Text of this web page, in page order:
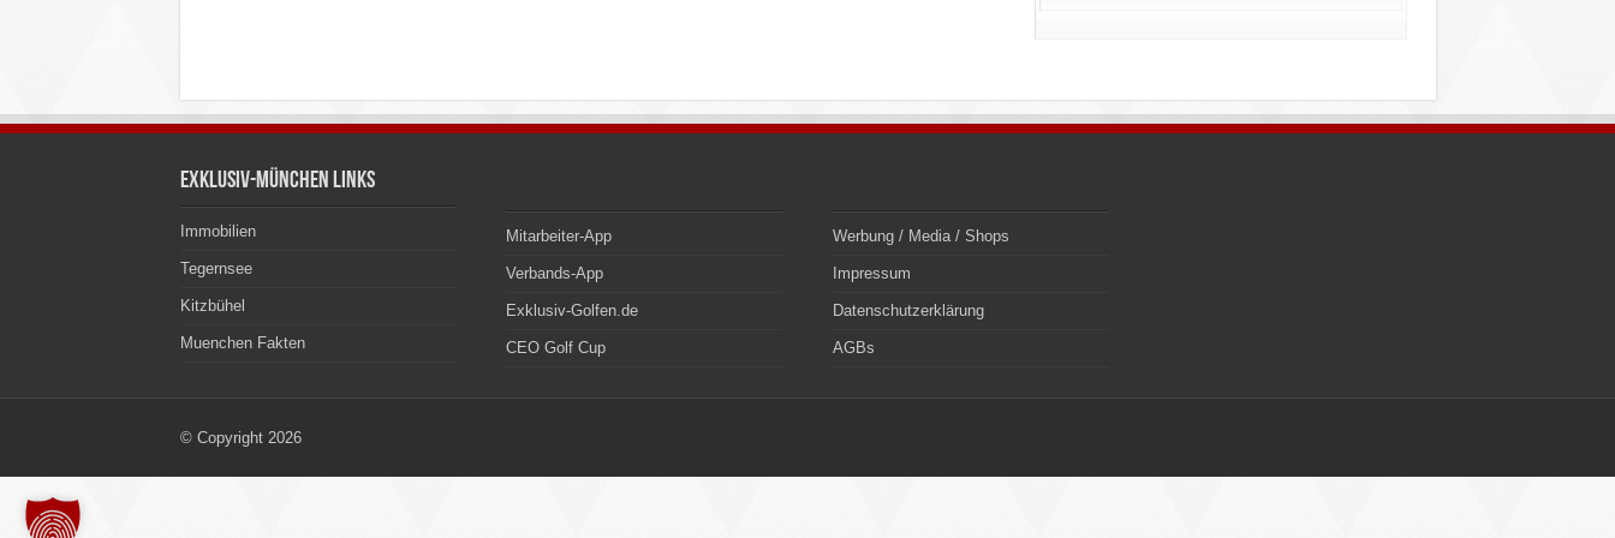
Exklusiv-München Links
Immobilien
Tegernsee
Kitzbühel
Muenchen Fakten
Mitarbeiter-App
Verbands-App
Exklusiv-Golfen.de
CEO Golf Cup
Werbung / Media / Shops
Impressum
Datenschutzerklärung
AGBs
© Copyright 2026